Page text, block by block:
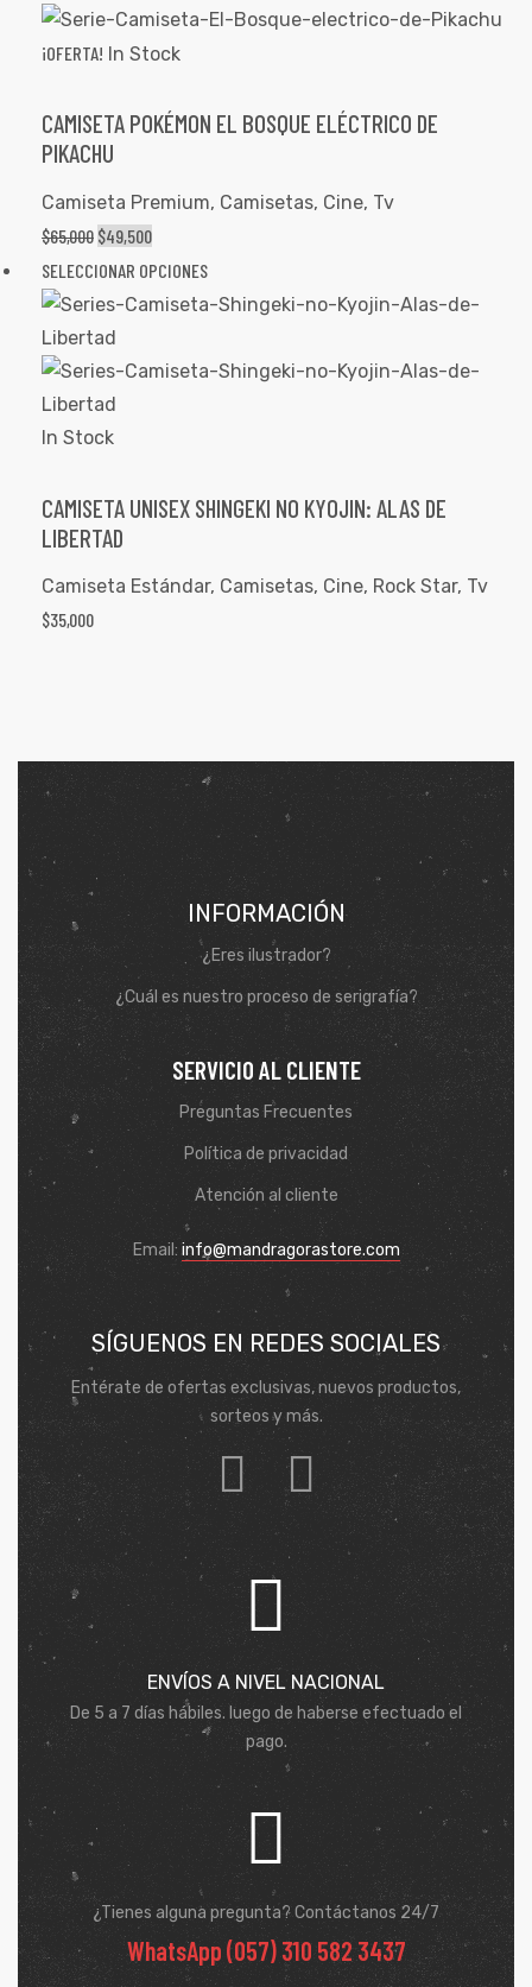
¡OFERTA! In Stock
CAMISETA POKÉMON EL BOSQUE ELÉCTRICO DE
PIKACHU
Camiseta Premium, Camisetas, Cine, Tv
$65,000 $49,500
SELECCIONAR OPCIONES
In Stock
CAMISETA UNISEX SHINGEKI NO KYOJIN: ALAS DE
LIBERTAD
Camiseta Estándar, Camisetas, Cine, Rock Star, Tv
$35,000
INFORMACIÓN
¿Eres ilustrador?
¿Cuál es nuestro proceso de serigrafía?
SERVICIO AL CLIENTE
Preguntas Frecuentes
Política de privacidad
Atención al cliente
Email: info@mandragorastore.com
SÍGUENOS EN REDES SOCIALES
Entérate de ofertas exclusivas, nuevos productos,
sorteos y más.
ENVÍOS A NIVEL NACIONAL
De 5 a 7 días hábiles. luego de haberse efectuado el
pago.
¿Tienes alguna pregunta? Contáctanos 24/7
WhatsApp (057) 310 582 3437